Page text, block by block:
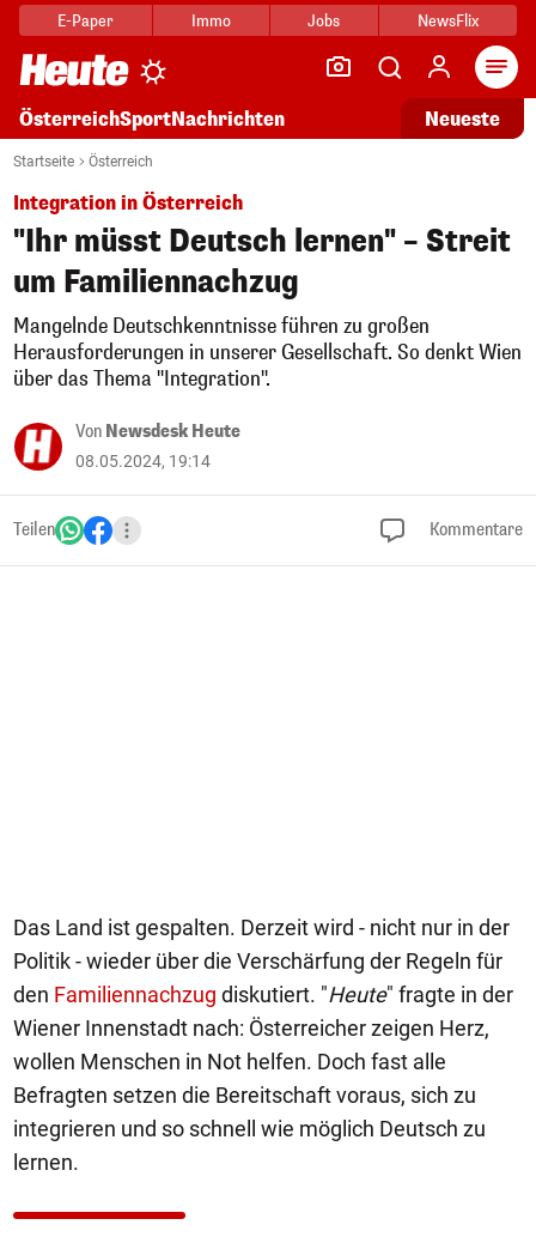
E-Paper Immo Jobs NewsFlix
ÖsterreichSportNachrichten Neueste
Startseite Österreich
Integration in Österreich
"Ihr müsst Deutsch lernen" – Streit
um Familiennachzug
Mangelnde Deutschkenntnisse führen zu großen
Herausforderungen in unserer Gesellschaft. So denkt Wien
über das Thema "Integration".
Von Newsdesk Heute
08.05.2024, 19:14
Teilen Kommentare
Das Land ist gespalten. Derzeit wird - nicht nur in der
Politik - wieder über die Verschärfung der Regeln für
den Familiennachzug diskutiert. "Heute" fragte in der
Wiener Innenstadt nach: Österreicher zeigen Herz,
wollen Menschen in Not helfen. Doch fast alle
Befragten setzen die Bereitschaft voraus, sich zu
integrieren und so schnell wie möglich Deutsch zu
lernen.